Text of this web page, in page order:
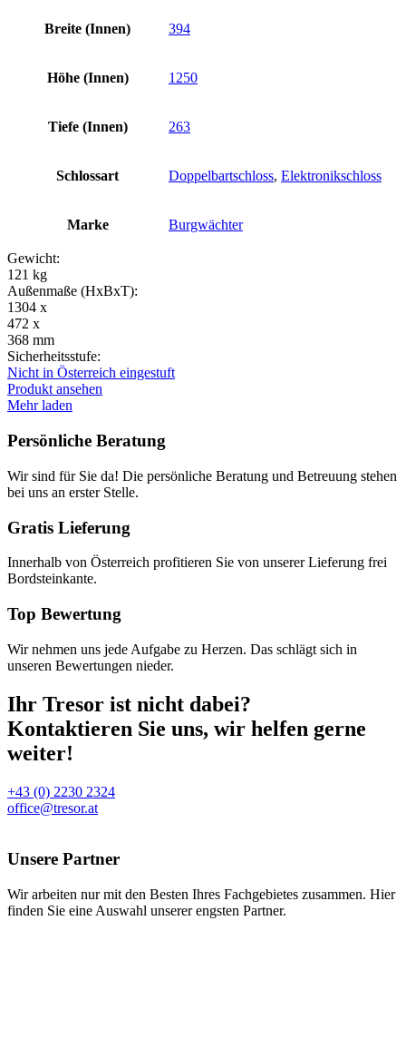
Breite (Innen) 394
Höhe (Innen) 1250
Tiefe (Innen) 263
Schlossart Doppelbartschloss, Elektronikschloss
Marke Burgwächter
Gewicht:
121 kg
Außenmaße (HxBxT):
1304 x
472 x
368 mm
Sicherheitsstufe:
Nicht in Österreich eingestuft
Produkt ansehen
Mehr laden
Persönliche Beratung
Wir sind für Sie da! Die persönliche Beratung und Betreuung stehen
bei uns an erster Stelle.
Gratis Lieferung
Innerhalb von Österreich profitieren Sie von unserer Lieferung frei
Bordsteinkante.
Top Bewertung
Wir nehmen uns jede Aufgabe zu Herzen. Das schlägt sich in
unseren Bewertungen nieder.
Ihr Tresor ist nicht dabei?
Kontaktieren Sie uns, wir helfen gerne
weiter!
+43 (0) 2230 2324
office@tresor.at
Unsere Partner
Wir arbeiten nur mit den Besten Ihres Fachgebietes zusammen. Hier
finden Sie eine Auswahl unserer engsten Partner.